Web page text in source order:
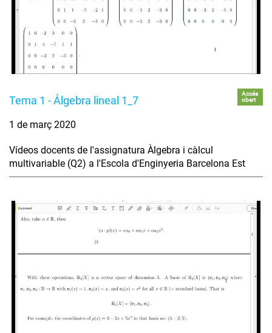
Tema 1 - Álgebra lineal 1_7
Accés
obert
1 de març 2020
Vídeos docents de l'assignatura Àlgebra i càlcul
multivariable (Q2) a l'Escola d'Enginyeria Barcelona Est